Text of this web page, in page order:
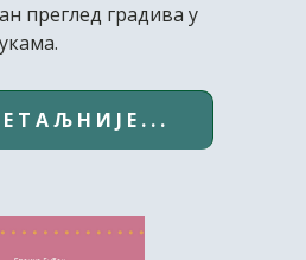
преглед градива у